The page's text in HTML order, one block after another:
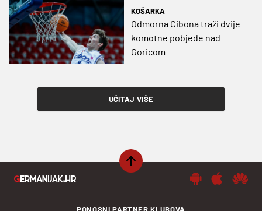
košarku"
KOŠARKA
Odmorna Cibona traži dvije
komotne pobjede nad
Goricom
UČITAJ VIŠE